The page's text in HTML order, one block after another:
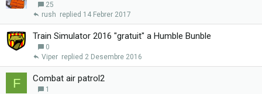
25
14 Febrer 2017
rush
Train Simulator 2016 "gratuit" a Humble Bunble
0
2 Desembre 2016
Viper
F Combat air patrol2
1